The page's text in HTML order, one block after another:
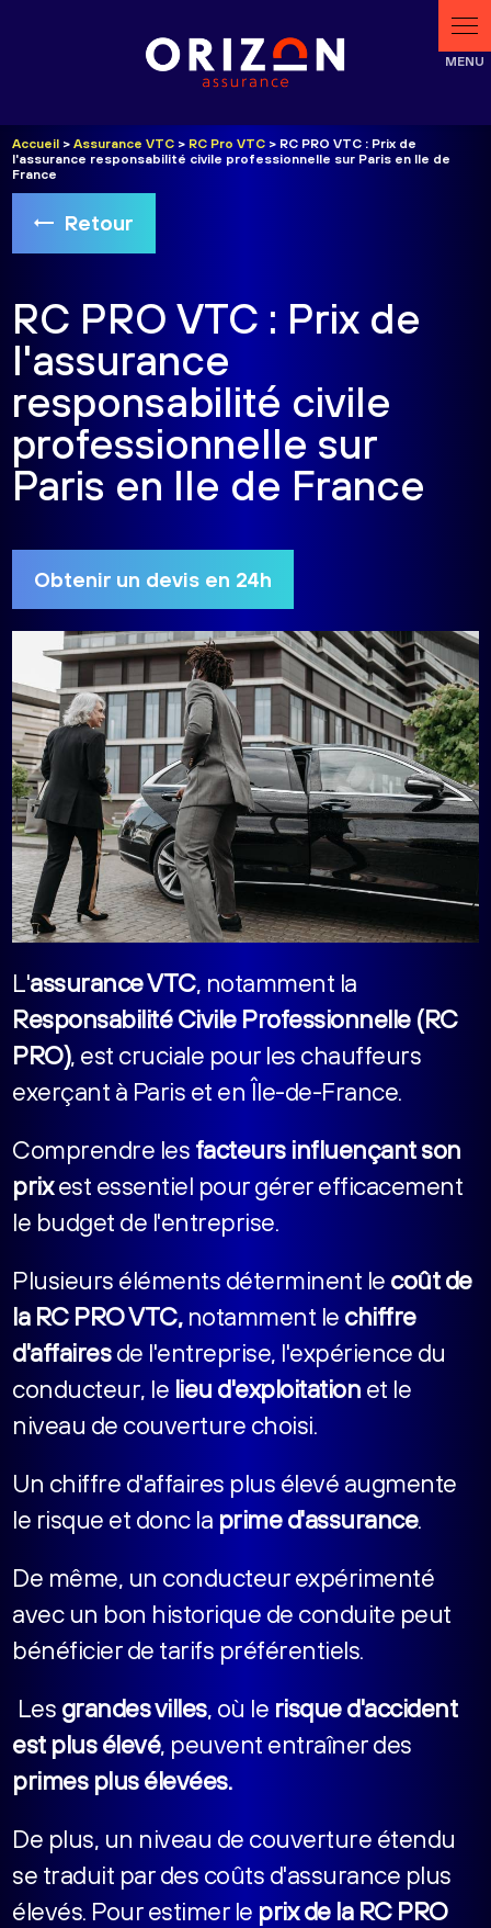
Accueil >Assurance VTC > RC Pro VTC > RC PRO VTC : Prix de
l'assurance responsabilité civile professionnelle sur Paris en Ile de
France
Retour
RC PRO VTC : Prix de
l'assurance
responsabilité civile
professionnelle sur
Paris en Ile de France
Obtenir un devis en 24h
L'assurance VTC, notamment la
Responsabilité Civile Professionnelle (RC
PRO), est cruciale pour les chauffeurs
exerçant à Paris et en Île-de-France.
Comprendre les facteurs influençant son
prixest essentiel pour gérer efficacement
le budget de l'entreprise.
Plusieurs éléments déterminent le coût de
la RC PRO VTC,notamment le chiffre
d'affairesde l'entreprise, l'expérience du
conducteur, le lieu d'exploitation et le
niveau de couverture choisi.
Un chiffre d'affaires plus élevé augmente
le risque et donc la prime d'assurance.
De même, un conducteur expérimenté
avec un bon historique de conduite peut
bénéficier de tarifs préférentiels.
Les grandes villes, où le risque d'accident
est plus élevé, peuvent entraîner des
primes plus élevées.
De plus, un niveau de couverture étendu
se traduit par des coûts d'assurance plus
élevés. Pour estimer le prix de la RC PRO